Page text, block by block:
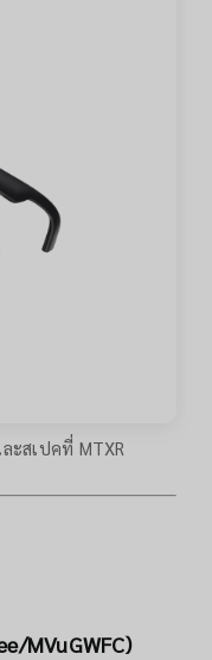
ะสเปคที่ MTXR
MVuGWFC)